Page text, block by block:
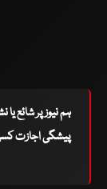
ہم نیوز پر شائع
پیشگی اجازت